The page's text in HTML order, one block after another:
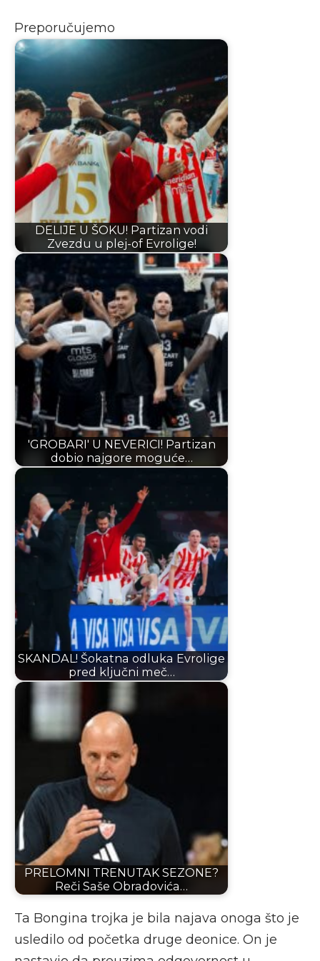
Preporučujemo
DELIJE U ŠOKU! Partizan vodi
Zvezdu u plej-of Evrolige!
'GROBARI' U NEVERICI! Partizan
dobio najgore moguće…
SKANDAL! Šokatna odluka Evrolige
pred ključni meč…
PRELOMNI TRENUTAK SEZONE?
Reči Saše Obradovića…
Ta Bongina trojka je bila najava onoga što je
usledilo od početka druge deonice. On je